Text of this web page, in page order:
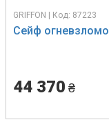
GRIFFON | Код: 87223
Сейф
44 370 ₴